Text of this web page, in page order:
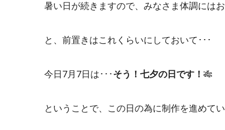
暑い日が続きますので、みなさま体調には
と、前置きはこれくらいにしておいて･･･
今日7月7日は･･･そう！七夕の日です！ 🎋
ということで、この日の為に制作を進めて